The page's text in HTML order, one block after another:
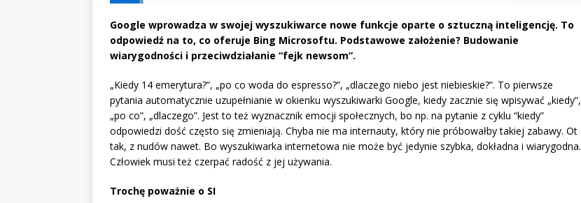
Google wprowadza w swojej wyszukiwarce nowe funkcje oparte o sztuczną inteligencję. To
odpowiedź na to, co oferuje Bing Microsoftu. Podstawowe założenie? Budowanie
wiarygodności i przeciwdziałanie “fejk newsom”.
„Kiedy 14 emerytura?”, „po co woda do espresso?”, „dlaczego niebo jest niebieskie?”. To pierwsze
pytania automatycznie uzupełnianie w okienku wyszukiwarki Google, kiedy zacznie się wpisywać „kiedy”,
„po co”, „dlaczego”. Jest to też wyznacznik emocji społecznych, bo np. na pytanie z cyklu “kiedy”
odpowiedzi dość często się zmieniają. Chyba nie ma internauty, który nie próbowałby takiej zabawy. Ot
tak, z nudów nawet. Bo wyszukiwarka internetowa nie może być jedynie szybka, dokładna i wiarygodna.
Człowiek musi też czerpać radość z jej używania.
Trochę poważnie o SI